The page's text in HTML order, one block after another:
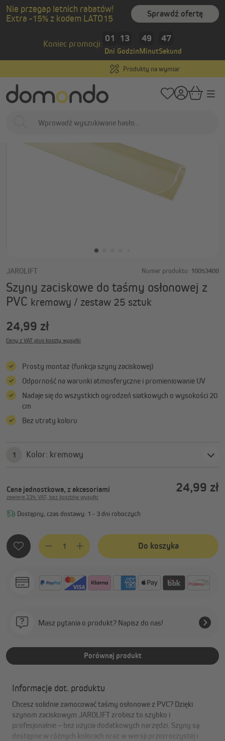
zawartości
Nie przegap letnich rabatów!
Extra -15% z kodem LATO15
Sprawdź ofertę
Koniec promocji: 01
Dni
13
Godzin
49
Minut
46
Sekund
Produkty na wymiar
Strona główna Osłony zewnętrzne Osłony balkonowe / Pasy osłonowe
JAROLIFT Numer produktu: 10053400
Szyny zaciskowe do taśmy osłonowej z
PVC kremowy / zestaw 25 sztuk
24,99 zł
Ceny z VAT plus koszty wysyłki
Prosty montaż (funkcja szyny zaciskowej)
Odporność na warunki atmosferyczne i promieniowanie UV
Nadaje się do wszystkich ogrodzeń siatkowych o wysokości 20
cm
Bez utraty koloru
1 Kolor: kremowy
Cena jednostkowa, z akcesoriami 24,99 zł
zawiera 23% VAT, bez kosztów wysyłki
Dostępny, czas dostawy: 1 - 3 dni roboczych
Ilość produktu: Wprowadź żądaną ilość lub użyj
Do koszyka
Masz pytania o produkt? Napisz do nas!
Porównaj produkt
Informacje dot. produktu
Chcesz solidnie zamocować taśmy osłonowe z PVC? Dzięki
szynom zaciskowym JAROLIFT zrobisz to szybko i
profesjonalnie – bez użycia dodatkowych narzędzi. Szyny są
dostępne w różnych kolorach oraz w wersji przezroczystej i